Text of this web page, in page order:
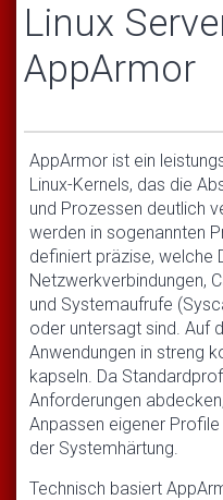
Linux
AppArmor
AppArmor ist ein
Linux-Kernels, das die
und Prozessen deutlich
werden in sogenannten
definiert präzise, welche
Netzwerkverbindungen,
und Systemaufrufe
oder untersagt sind. Auf
Anwendungen in streng
kapseln. Da
Anforderungen
Anpassen eigener
der Systemhärtung.
Technisch basiert